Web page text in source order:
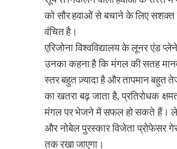
को सौर हवाओं से बचाने के लिए सशक्त
वंचित है।
एरिजोना विश्वविद्यालय के लूनर एंड
उनका कहना है कि मंगल की सतह
स्तर बहुत ज़्यादा है और तापमान बहुत
का खतरा बढ़ जाता है, प्रतिरोधक
मंगल पर भेजने में सफल हो सकते हैं।
और नोबेल पुरस्कार विजेता प्रोफेसर
तक रखा जाएगा।